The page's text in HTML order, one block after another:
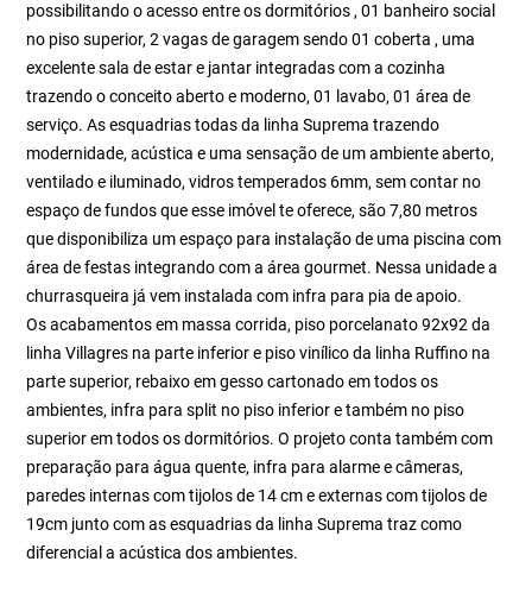
possibilitando o acesso entre os dormitórios , 01 banheiro social
no piso superior, 2 vagas de garagem sendo 01 coberta , uma
excelente sala de estar e jantar integradas com a cozinha
trazendo o conceito aberto e moderno, 01 lavabo, 01 área de
serviço. As esquadrias todas da linha Suprema trazendo
modernidade, acústica e uma sensação de um ambiente aberto,
ventilado e iluminado, vidros temperados 6mm, sem contar no
espaço de fundos que esse imóvel te oferece, são 7,80 metros
que disponibiliza um espaço para instalação de uma piscina com
área de festas integrando com a área gourmet. Nessa unidade a
churrasqueira já vem instalada com infra para pia de apoio.
Os acabamentos em massa corrida, piso porcelanato 92x92 da
linha Villagres na parte inferior e piso vinílico da linha Ruffino na
parte superior, rebaixo em gesso cartonado em todos os
ambientes, infra para split no piso inferior e também no piso
superior em todos os dormitórios. O projeto conta também com
preparação para água quente, infra para alarme e câmeras,
paredes internas com tijolos de 14 cm e externas com tijolos de
19cm junto com as esquadrias da linha Suprema traz como
diferencial a acústica dos ambientes.